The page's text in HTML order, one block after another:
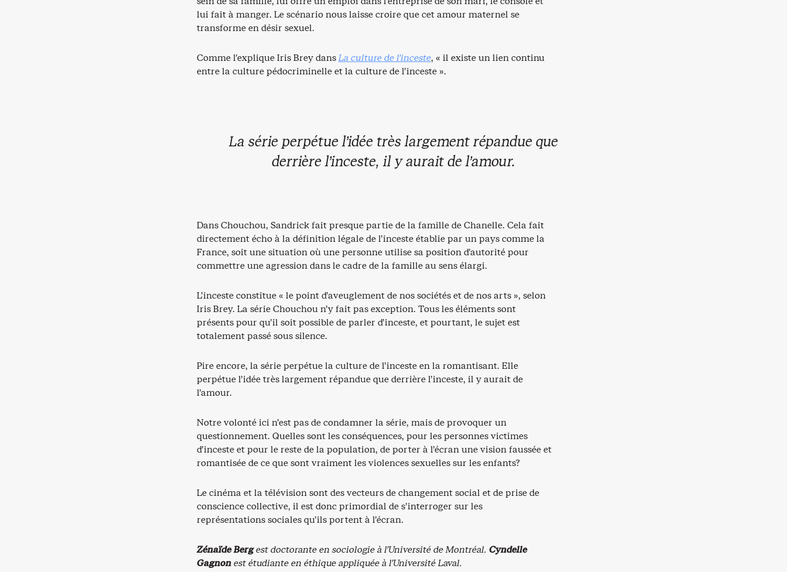
lui fait à manger. Le scénario nous laisse croire que cet amour maternel se
transforme en désir sexuel.
Comme l’explique Iris Brey dansLa culture de l’inceste, « il existe un lien continu
entre la culture pédocriminelle et la culture de l’inceste ».
La série perpétue l’idée très largement répandue que
derrière l’inceste, il y aurait de l’amour.
Dans Chouchou, Sandrick fait presque partie de la famille de Chanelle. Cela fait
directement écho à la définition légale de l’inceste établie par un pays comme la
France, soit une situation où une personne utilise sa position d’autorité pour
commettre une agression dans le cadre de la famille au sens élargi.
L’inceste constitue « le point d’aveuglement de nos sociétés et de nos arts », selon
Iris Brey. La série Chouchou n’y fait pas exception. Tous les éléments sont
présents pour qu’il soit possible de parler d’inceste, et pourtant, le sujet est
totalement passé sous silence.
Pire encore, la série perpétue la culture de l’inceste en la romantisant. Elle
perpétue l’idée très largement répandue que derrière l’inceste, il y aurait de
l’amour.
Notre volonté ici n’est pas de condamner la série, mais de provoquer un
questionnement. Quelles sont les conséquences, pour les personnes victimes
d’inceste et pour le reste de la population, de porter à l’écran une vision faussée et
romantisée de ce que sont vraiment les violences sexuelles sur les enfants?
Le cinéma et la télévision sont des vecteurs de changement social et de prise de
conscience collective, il est donc primordial de s’interroger sur les
représentations sociales qu’ils portent à l’écran.
Zénaïde Bergest doctorante en sociologie à l’Université de Montréal. Cyndelle
Gagnonest étudiante en éthique appliquée à l’Université Laval.